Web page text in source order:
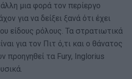
μια φορά τον περίεργο
για να δείξει ξανά ότι έχει
είδους ρόλους. Τα στρατιωτικά
για τον Πιτ ό,τι και ο θάνατος
προηγηθεί τα Fury, Inglorius